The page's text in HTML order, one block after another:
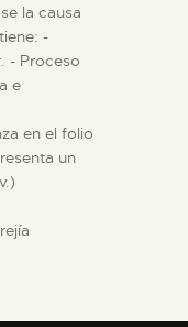
la causa
-
- Proceso
e
en el folio
un